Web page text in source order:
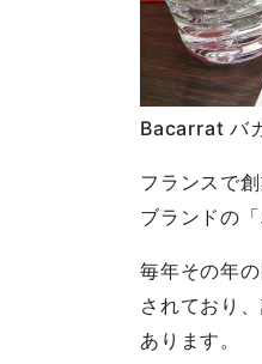
Bacarrat バ
フランスで
ブランドの「
毎年その年
されており
あります。